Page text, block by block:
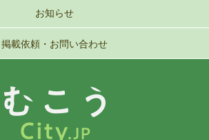
お知らせ
掲載依頼・お問い合わせ